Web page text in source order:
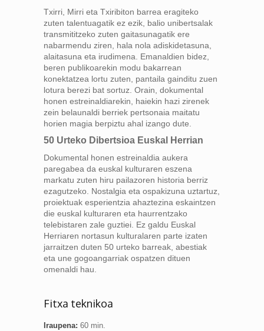
Txirri, Mirri eta Txiribiton barrea eragiteko
zuten talentuagatik ez ezik, balio unibertsalak
transmititzeko zuten gaitasunagatik ere
nabarmendu ziren, hala nola adiskidetasuna,
alaitasuna eta irudimena. Emanaldien bidez,
beren publikoarekin modu bakarrean
konektatzea lortu zuten, pantaila gainditu zuen
lotura berezi bat sortuz. Orain, dokumental
honen estreinaldiarekin, haiekin hazi zirenek
zein belaunaldi berriek pertsonaia maitatu
horien magia berpiztu ahal izango dute.
50 Urteko Dibertsioa Euskal Herrian
Dokumental honen estreinaldia aukera
paregabea da euskal kulturaren eszena
markatu zuten hiru pailazoren historia berriz
ezagutzeko. Nostalgia eta ospakizuna uztartuz,
proiektuak esperientzia ahaztezina eskaintzen
die euskal kulturaren eta haurrentzako
telebistaren zale guztiei. Ez galdu Euskal
Herriaren nortasun kulturalaren parte izaten
jarraitzen duten 50 urteko barreak, abestiak
eta une gogoangarriak ospatzen dituen
omenaldi hau.
Fitxa teknikoa
Iraupena: 60 min.